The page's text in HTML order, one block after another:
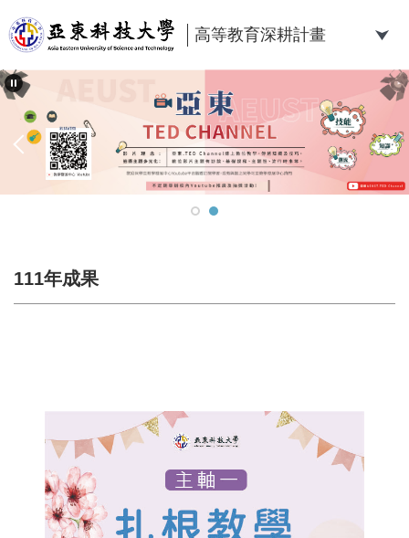
到
主
要
內
高等教育深耕計畫
111年成果